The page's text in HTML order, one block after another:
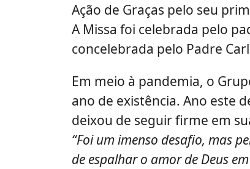
Ação de Graças pelo seu
A Missa foi celebrada pelo
concelebrada pelo Padre
Em meio à pandemia, o
ano de existência. Ano este
deixou de seguir firme em
“Foi um imenso desafio, mas
de espalhar o amor de Deus